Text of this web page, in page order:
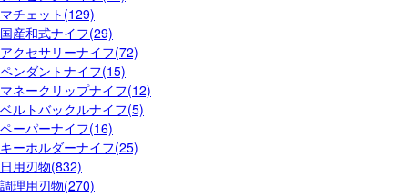
マチェット(129)
国産和式ナイフ(29)
アクセサリーナイフ(72)
ペンダントナイフ(15)
マネークリップナイフ(12)
ベルトバックルナイフ(5)
ペーパーナイフ(16)
キーホルダーナイフ(25)
日用刃物(832)
調理用刃物(270)